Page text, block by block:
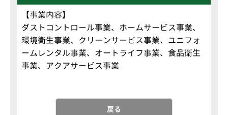
【事業内容】
ダストコントロール事業、ホームサービス事業、
環境衛生事業、クリーンサービス事業、ユニフォ
ームレンタル事業、オートライフ事業、食品衛生
事業、アクアサービス事業
戻る